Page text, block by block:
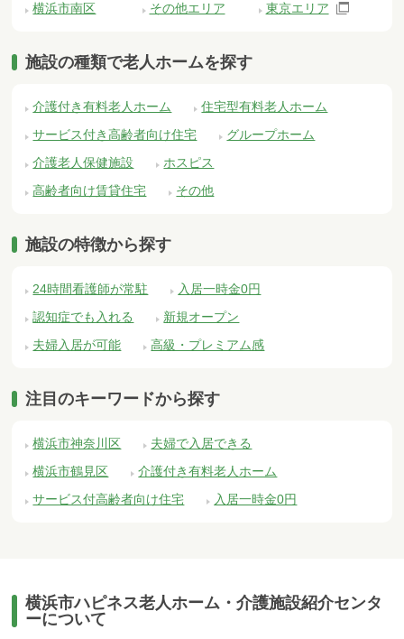
横浜市南区 その他エリア 東京エリア
施設の種類で老人ホームを探す
介護付き有料老人ホーム
住宅型有料老人ホーム
サービス付き高齢者向け住宅
グループホーム
介護老人保健施設
ホスピス
高齢者向け賃貸住宅
その他
施設の特徴から探す
24時間看護師が常駐
入居一時金0円
認知症でも入れる
新規オープン
夫婦入居が可能
高級・プレミアム感
注目のキーワードから探す
横浜市神奈川区
夫婦で入居できる
横浜市鶴見区
介護付き有料老人ホーム
サービス付高齢者向け住宅
入居一時金0円
横浜市ハピネス老人ホーム・介護施設紹介センタ
ーについて